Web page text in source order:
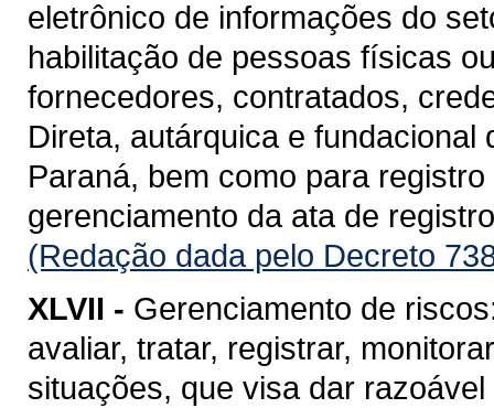
eletrônico de informações do
habilitação de pessoas físicas
fornecedores, contratados,
Direta, autárquica e
Paraná, bem como para
gerenciamento da ata de
(Redação dada pelo Decreto
XLVII - Gerenciamento de
avaliar, tratar, registrar,
situações, que visa dar